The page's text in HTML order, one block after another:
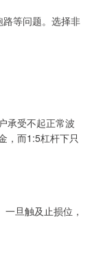
等问题。选择非
承受不起正常波
，而1:5杠杆下只
旦触及止损位，